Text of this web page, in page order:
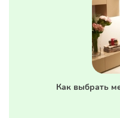
Как выбрать